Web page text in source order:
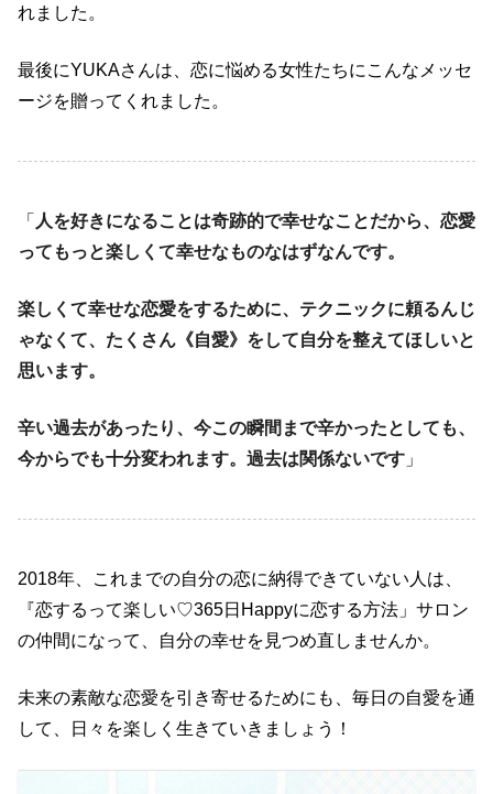
れました。
最後にYUKAさんは、恋に悩める女性たちにこんなメッセ
ージを贈ってくれました。
「 人を好きになることは奇跡的で幸せなことだから、恋愛
ってもっと楽しくて幸せなものなはずなんです。
楽しくて幸せな恋愛をするために、テクニックに頼るんじ
ゃなくて、たくさん《自愛》をして自分を整えてほしいと
思います。
辛い過去があったり、今この瞬間まで辛かったとしても、
今からでも十分変われます。過去は関係ないです 」
2018年、これまでの自分の恋に納得できていない人は、
『恋するって楽しい♡365日Happyに恋する方法」サロン
の仲間になって、自分の幸せを見つめ直しませんか。
未来の素敵な恋愛を引き寄せるためにも、毎日の自愛を通
して、日々を楽しく生きていきましょう！